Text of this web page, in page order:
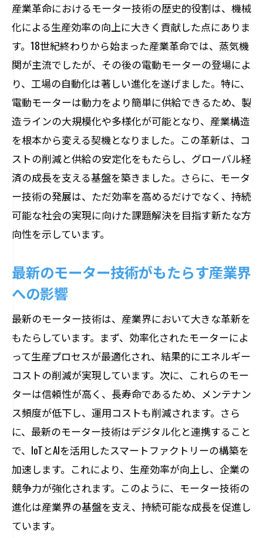
環境に優しいモーター技術の進化
持続可能なエネルギー利用を促進するモ
ーター
環境負荷軽減に貢献する次世代モーター
エネルギー効率を高めるモーターの役割
モーター技術が環境保護に果たす重要な
役割
持続可能なエネルギー利用を支えるモーター
の進化
持続可能なエネルギー利用を実現するモ
ーターの革新
モーター技術が支える持続可能な未来
割
エネルギー効率の向上がもたらす持続可
能な未来
モーター技術が促進するクリーンエネル
ギーの利用
未来のエネルギー利用を支えるモーター
の進展
経済成長を導くモーター技術の新たな展望
経済成長を加速するモーター技術の可能
性
新たな経済展開を支えるモーター技術の
進化
産業革命におけるモーター技術の歴史的役割は、機械
化による生産効率の向上に大きく貢献した点にありま
す。18世紀終わりから始まった産業革命では、蒸気機
関が主流でしたが、その後の電動モーターの登場によ
り、工場の自動化は著しい進化を遂げました。特に、
電動モーターは動力をより簡単に供給できるため、製
造ラインの大規模化や多様化が可能となり、産業構造
を根本から変える契機となりました。この革新は、コ
ストの削減と供給の安定化をもたらし、グローバル経
済の成長を支える基盤を築きました。さらに、モータ
ー技術の発展は、ただ効率を高めるだけでなく、持続
可能な社会の実現に向けた課題解決を目指す新たな方
向性を示しています。
最新のモーター技術がもたらす産業界
への影響
最新のモーター技術は、産業界において大きな革新を
もたらしています。まず、効率化されたモーターによ
って生産プロセスが最適化され、結果的にエネルギー
コストの削減が実現しています。次に、これらのモー
ターは信頼性が高く、長寿命であるため、メンテナン
ス頻度が低下し、運用コストも削減されます。さら
に、最新のモーター技術はデジタル化と連携すること
で、IoTとAIを活用したスマートファクトリーの構築を
加速します。これにより、生産効率が向上し、企業の
競争力が強化されます。このように、モーター技術の
進化は産業界の基盤を支え、持続可能な成長を促進し
ています。